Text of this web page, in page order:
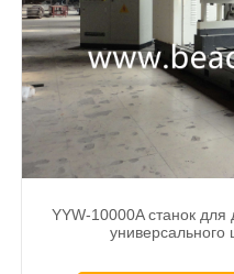
YYW-10000A станок